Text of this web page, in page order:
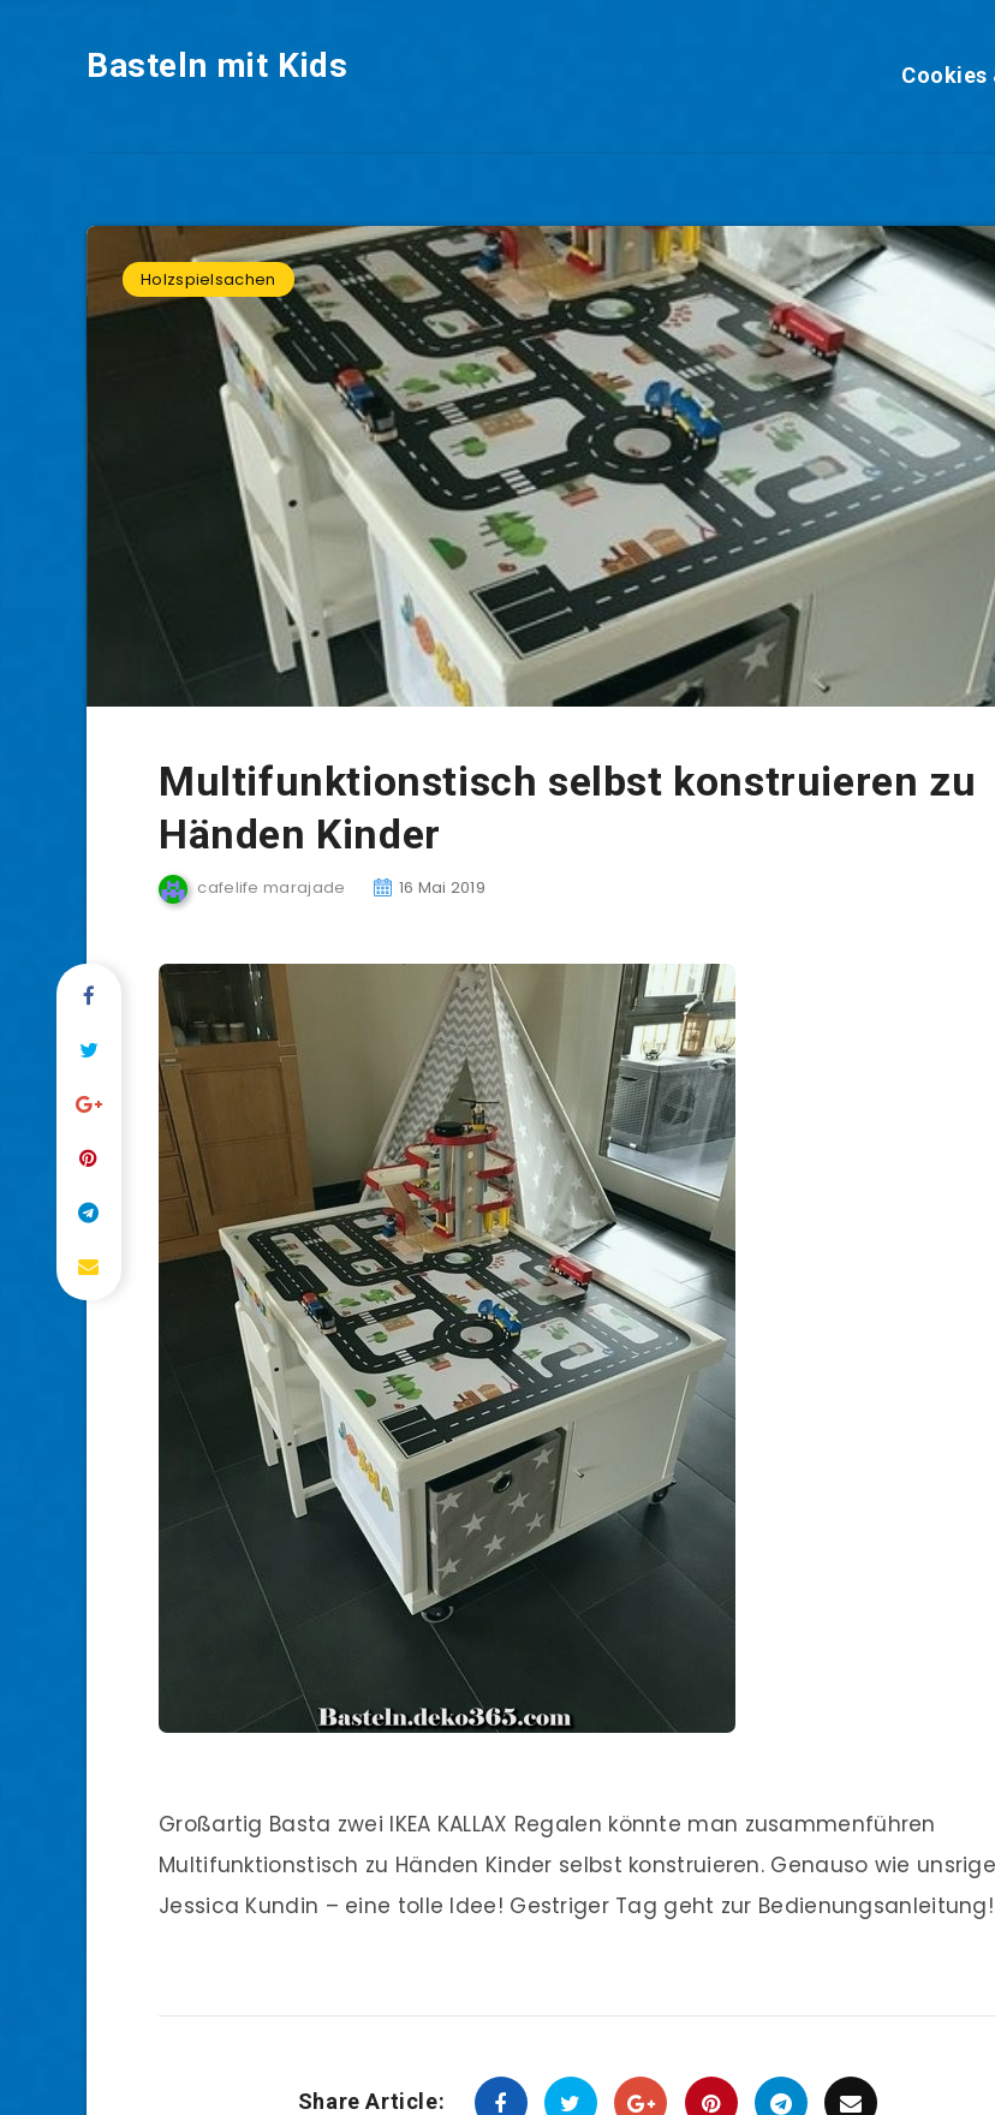
Basteln mit Kids Cookies
Holzspielsachen
Multifunktionstisch selbst konstruieren zu
Händen Kinder
cafelife marajade 16 Mai 2019
Großartig Basta zwei IKEA KALLAX Regalen könnte man zusammenführen
Multifunktionstisch zu Händen Kinder selbst konstruieren. Genauso wie unsrige
Jessica Kundin – eine tolle Idee! Gestriger Tag geht zur Bedienungsanleitung!
Share Article: